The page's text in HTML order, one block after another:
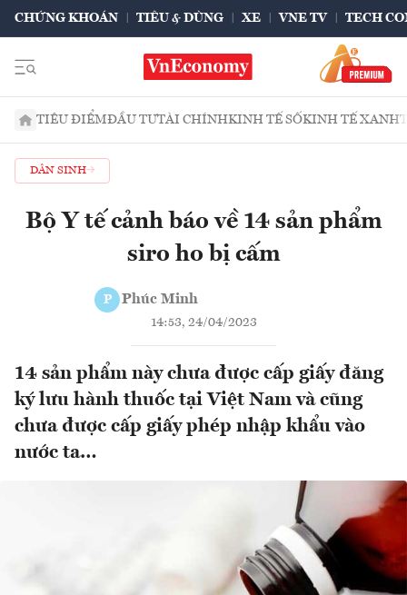
CHỨNG KHOÁN TIÊU & DÙNG XE VNE TV TECH
TIÊU ĐIỂMĐẦU TƯTÀI CHÍNHKINH TẾ SỐKINH TẾ XANH
DÂN SINH
Bộ Y tế cảnh báo về 14 sản phẩm
siro ho bị cấm
P Phúc Minh
14:53, 24/04/2023
14 sản phẩm này chưa được cấp giấy đăng
ký lưu hành thuốc tại Việt Nam và cũng
chưa được cấp giấy phép nhập khẩu vào
nước ta…